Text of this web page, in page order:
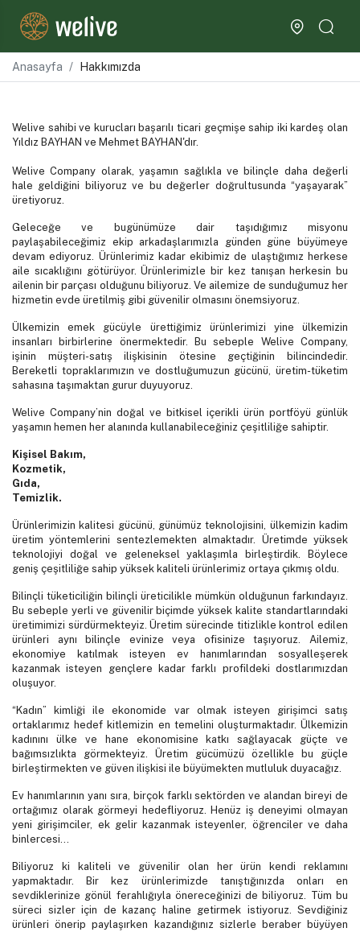
Anasayfa Hakkımızda
Welive sahibi ve kurucları başarılı ticari geçmişe sahip iki kardeş olan
Yıldız BAYHAN ve Mehmet BAYHAN'dır.
Welive Company olarak, yaşamın sağlıkla ve bilinçle daha değerli
hale geldiğini biliyoruz ve bu değerler doğrultusunda “yaşayarak”
üretiyoruz.
Geleceğe ve bugünümüze dair taşıdığımız misyonu
paylaşabileceğimiz ekip arkadaşlarımızla günden güne büyümeye
devam ediyoruz. Ürünlerimiz kadar ekibimiz de ulaştığımız herkese
aile sıcaklığını götürüyor. Ürünlerimizle bir kez tanışan herkesin bu
ailenin bir parçası olduğunu biliyoruz. Ve ailemize de sunduğumuz her
hizmetin evde üretilmiş gibi güvenilir olmasını önemsiyoruz.
Ülkemizin emek gücüyle ürettiğimiz ürünlerimizi yine ülkemizin
insanları birbirlerine önermektedir. Bu sebeple Welive Company,
işinin müşteri-satış ilişkisinin ötesine geçtiğinin bilincindedir.
Bereketli topraklarımızın ve dostluğumuzun gücünü, üretim-tüketim
sahasına taşımaktan gurur duyuyoruz.
Welive Company’nin doğal ve bitkisel içerikli ürün portföyü günlük
yaşamın hemen her alanında kullanabileceğiniz çeşitliliğe sahiptir.
Kişisel Bakım,
Kozmetik,
Gıda,
Temizlik.
Ürünlerimizin kalitesi gücünü, günümüz teknolojisini, ülkemizin kadim
üretim yöntemlerini sentezlemekten almaktadır. Üretimde yüksek
teknolojiyi doğal ve geleneksel yaklaşımla birleştirdik. Böylece
geniş çeşitliliğe sahip yüksek kaliteli ürünlerimiz ortaya çıkmış oldu.
Bilinçli tüketiciliğin bilinçli üreticilikle mümkün olduğunun farkındayız.
Bu sebeple yerli ve güvenilir biçimde yüksek kalite standartlarındaki
üretimimizi sürdürmekteyiz. Üretim sürecinde titizlikle kontrol edilen
ürünleri aynı bilinçle evinize veya ofisinize taşıyoruz. Ailemiz,
ekonomiye katılmak isteyen ev hanımlarından sosyalleşerek
kazanmak isteyen gençlere kadar farklı profildeki dostlarımızdan
oluşuyor.
“Kadın” kimliği ile ekonomide var olmak isteyen girişimci satış
ortaklarımız hedef kitlemizin en temelini oluşturmaktadır. Ülkemizin
kadınını ülke ve hane ekonomisine katkı sağlayacak güçte ve
bağımsızlıkta görmekteyiz. Üretim gücümüzü özellikle bu güçle
birleştirmekten ve güven ilişkisi ile büyümekten mutluluk duyacağız.
Ev hanımlarının yanı sıra, birçok farklı sektörden ve alandan bireyi de
ortağımız olarak görmeyi hedefliyoruz. Henüz iş deneyimi olmayan
yeni girişimciler, ek gelir kazanmak isteyenler, öğrenciler ve daha
binlercesi…
Biliyoruz ki kaliteli ve güvenilir olan her ürün kendi reklamını
yapmaktadır. Bir kez ürünlerimizde tanıştığınızda onları en
sevdiklerinize gönül ferahlığıyla önereceğinizi de biliyoruz. Tüm bu
süreci sizler için de kazanç haline getirmek istiyoruz. Sevdiğiniz
ürünleri önerip paylaşırken kazandığınız sizlerle beraber büyüyen